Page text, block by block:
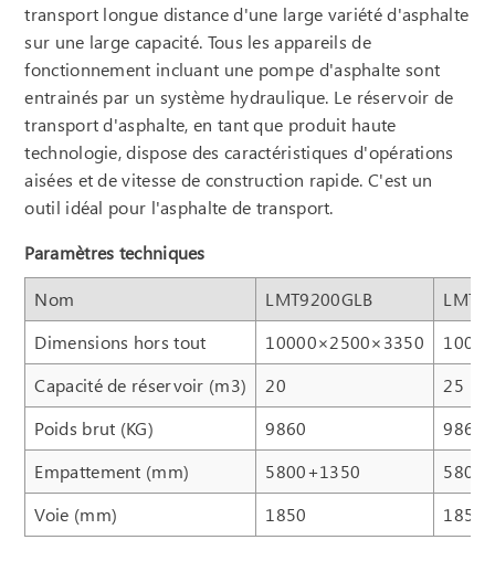
transport longue distance d'une large variété d'asphalte
sur une large capacité. Tous les appareils de
fonctionnement incluant une pompe d'asphalte sont
entrainés par un système hydraulique. Le réservoir de
transport d'asphalte, en tant que produit haute
technologie, dispose des caractéristiques d'opérations
aisées et de vitesse de construction rapide. C'est un
outil idéal pour l'asphalte de transport.
Paramètres techniques
Nom
LMT9200GLB
Dimensions hors tout
10000×2500×3350
Capacité de réservoir (m3)
20
25
Poids brut (KG)
9860
9860
Empattement (mm)
5800+1350
Voie (mm)
1850 1850